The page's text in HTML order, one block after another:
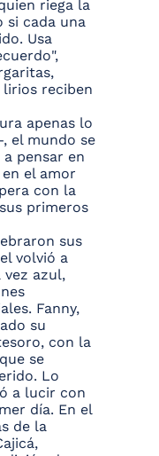
riega la
si cada una
Usa
lirios reciben
apenas lo
el mundo se
pensar en
el amor
con la
primeros
sus
volvió a
vez azul,
Fanny,
su
con la
se
Lo
a lucir con
día. En el
de la